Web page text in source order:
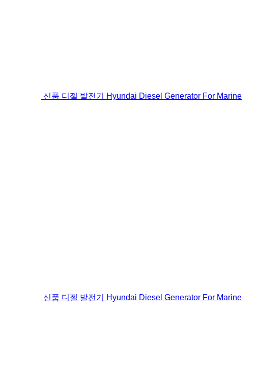
신품 디젤 발전기 Hyundai Diesel Generator For Marine
신품 디젤 발전기 Hyundai Diesel Generator For Marine